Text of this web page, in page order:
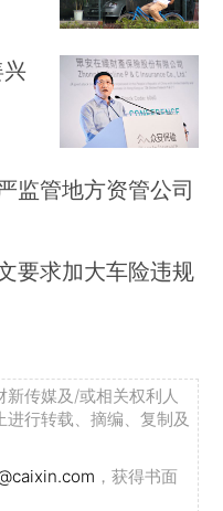
监管地方资管公司
要求加大车险违规
传媒及/或相关权利人
行转载、摘编、复制及
，获得书面